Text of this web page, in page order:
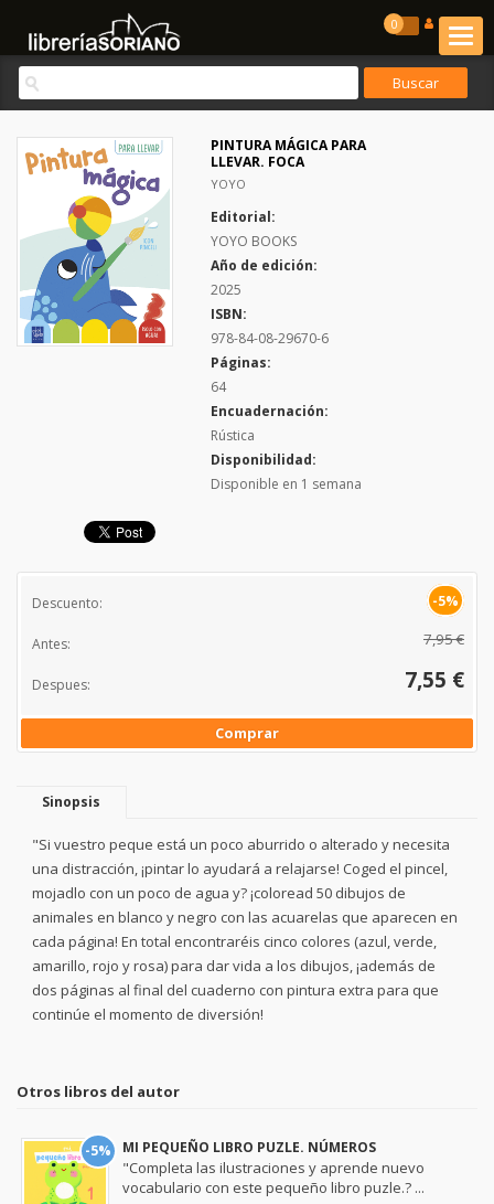
0
PINTURA MÁGICA PARA
LLEVAR. FOCA
YOYO
Editorial:
YOYO BOOKS
Año de edición:
2025
ISBN:
978-84-08-29670-6
Páginas:
64
Encuadernación:
Rústica
Disponibilidad:
Disponible en 1 semana
Descuento: -5%
Antes: 7,95 €
Despues: 7,55 €
Comprar
Sinopsis
"Si vuestro peque está un poco aburrido o alterado y necesita
una distracción, ¡pintar lo ayudará a relajarse! Coged el pincel,
mojadlo con un poco de agua y? ¡coloread 50 dibujos de
animales en blanco y negro con las acuarelas que aparecen en
cada página! En total encontraréis cinco colores (azul, verde,
amarillo, rojo y rosa) para dar vida a los dibujos, ¡además de
dos páginas al final del cuaderno con pintura extra para que
continúe el momento de diversión!
Otros libros del autor
-5% MI PEQUEÑO LIBRO PUZLE. NÚMEROS
"Completa las ilustraciones y aprende nuevo
vocabulario con este pequeño libro puzle.? ...